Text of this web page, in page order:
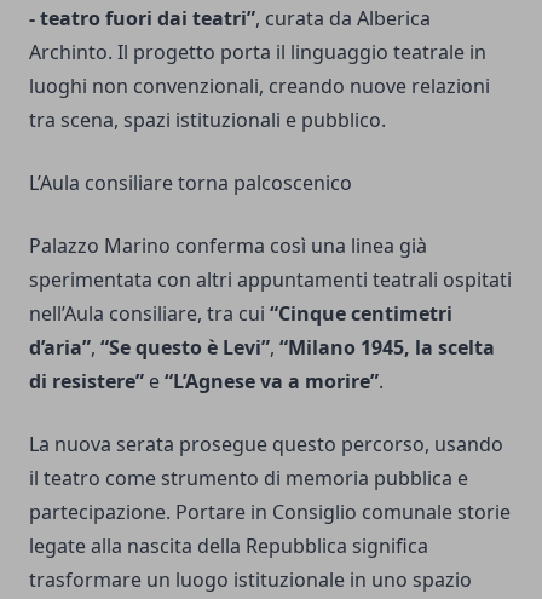
- teatro fuori dai teatri”, curata da Alberica
Archinto. Il progetto porta il linguaggio teatrale in
luoghi non convenzionali, creando nuove relazioni
tra scena, spazi istituzionali e pubblico.
L’Aula consiliare torna palcoscenico
Palazzo Marino conferma così una linea già
sperimentata con altri appuntamenti teatrali ospitati
nell’Aula consiliare, tra cui “Cinque centimetri
d’aria”, “Se questo è Levi”, “Milano 1945, la scelta
di resistere” e“L’Agnese va a morire”.
La nuova serata prosegue questo percorso, usando
il teatro come strumento di memoria pubblica e
partecipazione. Portare in Consiglio comunale storie
legate alla nascita della Repubblica significa
trasformare un luogo istituzionale in uno spazio